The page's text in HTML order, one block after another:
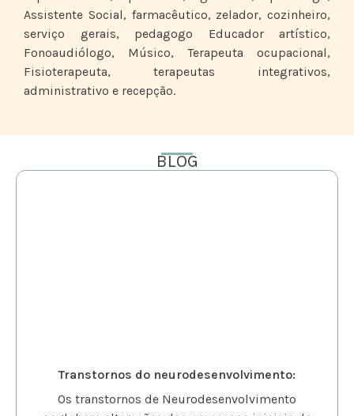
Assistente Social, farmacêutico, zelador, cozinheiro,
serviço gerais, pedagogo Educador artístico,
Fonoaudiólogo, Músico, Terapeuta ocupacional,
Fisioterapeuta, terapeutas integrativos,
administrativo e recepção.
BLOG
Transtornos do neurodesenvolvimento:
Os transtornos de Neurodesenvolvimento